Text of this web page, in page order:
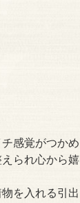
感覚がつかめ
られ心から嬉
を入れる引出